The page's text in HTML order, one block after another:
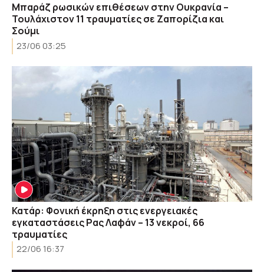
Μπαράζ ρωσικών επιθέσεων στην Ουκρανία –
Τουλάχιστον 11 τραυματίες σε Ζαπορίζια και
Σούμι
23/06 03:25
Κατάρ: Φονική έκρηξη στις ενεργειακές
εγκαταστάσεις Ρας Λαφάν – 13 νεκροί, 66
τραυματίες
22/06 16:37